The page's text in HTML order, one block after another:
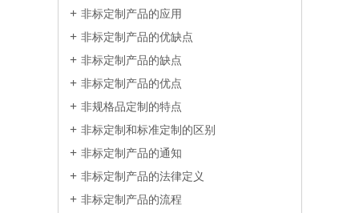
非标定制产品的应用
非标定制产品的优缺点
非标定制产品的缺点
非标定制产品的优点
非规格品定制的特点
非标定制和标准定制的区别
非标定制产品的通知
非标定制产品的法律定义
非标定制产品的流程